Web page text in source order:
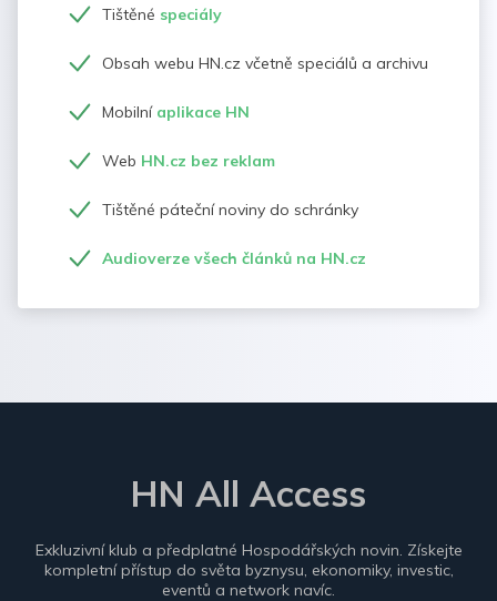
Tištěné speciály
Obsah webu HN.cz včetně speciálů a archivu
Mobilní aplikace HN
Web HN.cz bez reklam
Tištěné páteční noviny do schránky
Audioverze všech článků na HN.cz
HN All Access
Exkluzivní klub a předplatné Hospodářských novin. Získejte
kompletní přístup do světa byznysu, ekonomiky, investic,
eventů a network navíc.